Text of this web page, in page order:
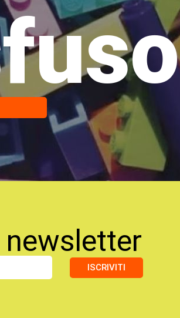
ISCRIVITI